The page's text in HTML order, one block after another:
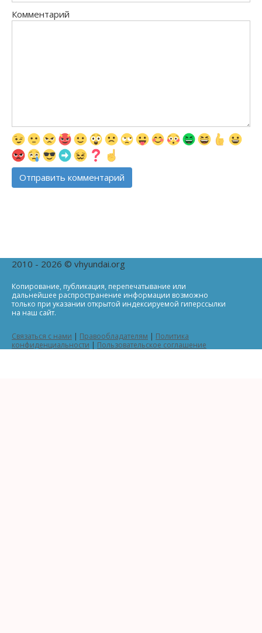
Комментарий
2010 - 2026 © vhyundai.org
Копирование, публикация, перепечатывание или
дальнейшее распространение информации возможно
только при указании открытой индексируемой гиперссылки
на наш сайт.
Связаться с нами | Правообладателям | Политика
конфиденциальности | Пользовательское соглашение